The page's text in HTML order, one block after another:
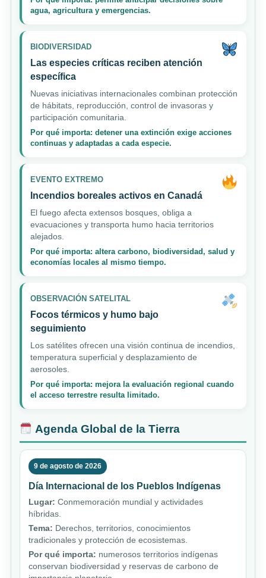
agua, agricultura y emergencias.
BIODIVERSIDAD
Las especies críticas reciben atención
específica
Nuevas iniciativas internacionales combinan protección
de hábitats, reproducción, control de invasoras y
participación comunitaria.
Por qué importa: detener una extinción exige acciones
continuas y adaptadas a cada especie.
EVENTO EXTREMO
Incendios boreales activos en Canadá
El fuego afecta extensos bosques, obliga a
evacuaciones y transporta humo hacia territorios
alejados.
Por qué importa: altera carbono, biodiversidad, salud y
economías locales al mismo tiempo.
OBSERVACIÓN SATELITAL
Focos térmicos y humo bajo
seguimiento
Los satélites ofrecen una visión continua de incendios,
temperatura superficial y desplazamiento de
aerosoles.
Por qué importa: mejora la evaluación regional cuando
el acceso terrestre resulta limitado.
Agenda Global de la Tierra
9 de agosto de 2026
Día Internacional de los Pueblos Indígenas
Lugar: Conmemoración mundial y actividades
híbridas.
Tema: Derechos, territorios, conocimientos
tradicionales y protección de ecosistemas.
Por qué importa: numerosos territorios indígenas
conservan biodiversidad y reservas de carbono de